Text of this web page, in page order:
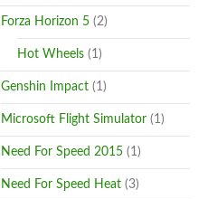
Forza Horizon 5 (2)
Hot Wheels (1)
Genshin Impact (1)
Microsoft Flight Simulator (1)
Need For Speed 2015 (1)
Need For Speed Heat (3)